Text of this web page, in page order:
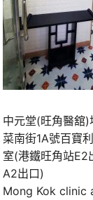
中元堂(旺角醫舘
菜南街1A號百寶
室(港鐵旺角站E2
A2出口)
Mong Kok clinic